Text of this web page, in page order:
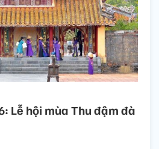
Lễ hội mùa Thu đậm đà